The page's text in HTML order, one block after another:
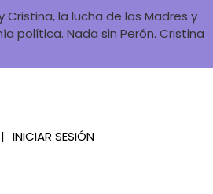
la lucha de las Madres y
política. Nada sin Perón. Cristina
INICIAR SESIÓN